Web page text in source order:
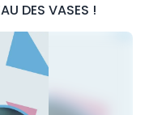
DES VASES !